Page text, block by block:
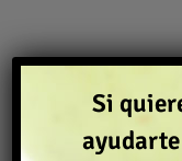
TODAS
Si